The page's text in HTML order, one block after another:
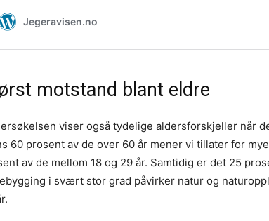
motstand blant eldre
viser også tydelige aldersforskjeller når
60 prosent av de over 60 år mener vi tillater for
av de mellom 18 og 29 år. Samtidig er det 25
i svært stor grad påvirker natur og